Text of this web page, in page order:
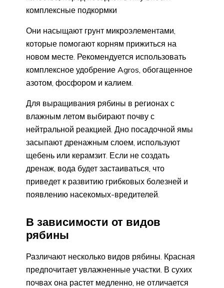
комплексные подкормки
Они насыщают грунт микроэлементами,
которые помогают корням прижиться на
новом месте. Рекомендуется использовать
комплексное удобрение Agros, обогащенное
азотом, фосфором и калием.
Для выращивания рябины в регионах с
влажным летом выбирают почву с
нейтральной реакцией. Дно посадочной ямы
засыпают дренажным слоем, используют
щебень или керамзит. Если не создать
дренаж, вода будет застаиваться, что
приведет к развитию грибковых болезней и
появлению насекомых-вредителей.
В зависимости от видов
рябины
Различают несколько видов рябины. Красная
предпочитает увлажненные участки. В сухих
почвах она растет медленно, не отличается